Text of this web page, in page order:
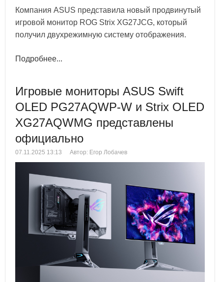
Компания ASUS представила новый продвинутый
игровой монитор ROG Strix XG27JCG, который
получил двухрежимную систему отображения.
Подробнее...
Игровые мониторы ASUS Swift
OLED PG27AQWP-W и Strix OLED
XG27AQWMG представлены
официально
07.11.2025 13:13 Автор: Егор Лобачев